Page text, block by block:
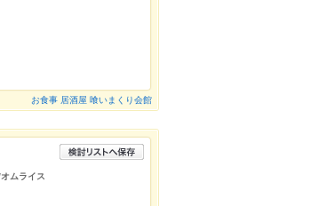
お食事 居酒屋 喰いまくり会館
ムライス